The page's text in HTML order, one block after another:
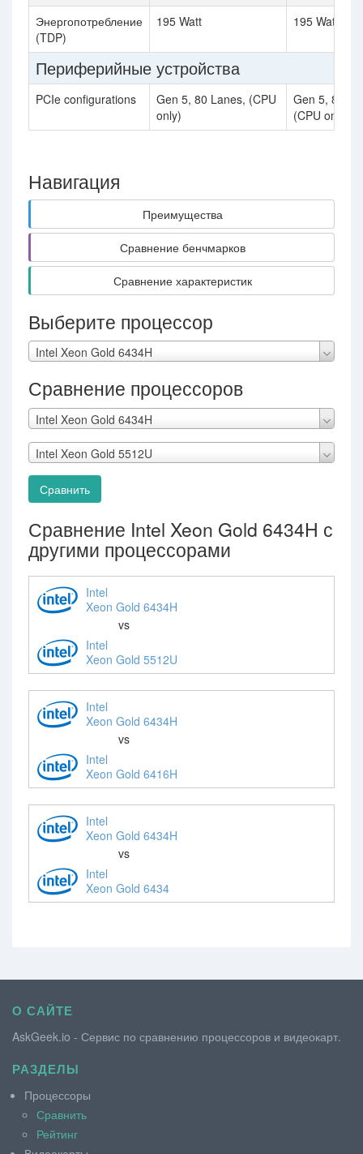
Энергопотребление
(TDP)
195 Watt 195 Watt
Периферийные устройства
PCIe configurations
Gen 5, 80 Lanes, (CPU
only)
Gen 5, 80
(CPU only)
Навигация
Преимущества
Сравнение бенчмарков
Сравнение характеристик
Выберите процессор
Intel Xeon Gold 6434H
Сравнение процессоров
Intel Xeon Gold 6434H
Intel Xeon Gold 5512U
Сравнить
Сравнение Intel Xeon Gold 6434H с
другими процессорами
Intel
Xeon Gold 6434H
vs
Intel
Xeon Gold 5512U
Intel
Xeon Gold 6434H
vs
Intel
Xeon Gold 6416H
Intel
Xeon Gold 6434H
vs
Intel
Xeon Gold 6434
О САЙТЕ
AskGeek.io - Сервис по сравнению процессоров и видеокарт.
РАЗДЕЛЫ
Процессоры
Сравнить
Рейтинг